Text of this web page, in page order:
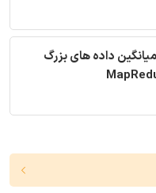
ترجمه مقاله خوشه بندی K میانگین داده های بزرگ